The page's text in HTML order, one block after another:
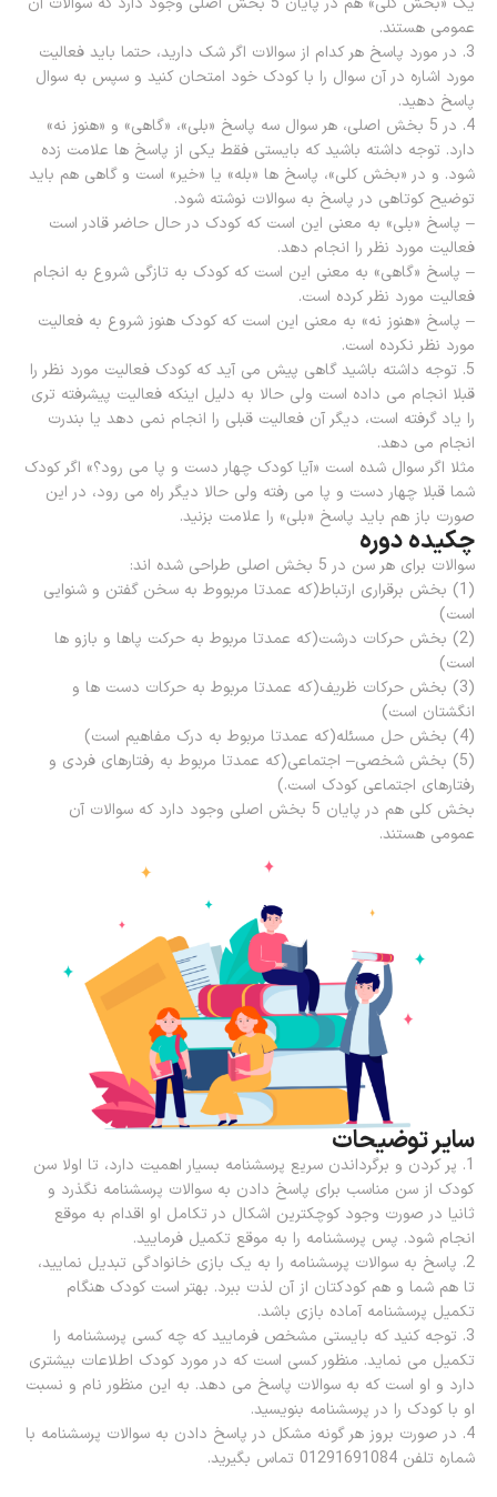
عمومی هستند.
3. در مورد پاسخ هر کدام از سوالات اگر شک دارید، حتما باید فعالیت
مورد اشاره در آن سوال را با کودک خود امتحان کنید و سپس به سوال
پاسخ دهید.
4. در 5 بخش اصلی، هر سوال سه پاسخ «بلی»، «گاهی» و «هنوز نه»
دارد. توجه داشته باشید که بایستی فقط یکی از پاسخ ها علامت زده
شود. و در «بخش کلی»، پاسخ ها «بله» یا «خیر» است و گاهی هم باید
توضیح کوتاهی در پاسخ به سوالات نوشته شود.
– پاسخ «بلی» به معنی این است که کودک در حال حاضر قادر است
فعالیت مورد نظر را انجام دهد.
– پاسخ «گاهی» به معنی این است که کودک به تازگی شروع به انجام
فعالیت مورد نظر کرده است.
– پاسخ «هنوز نه» به معنی این است که کودک هنوز شروع به فعالیت
مورد نظر نکرده است.
5. توجه داشته باشید گاهی پیش می آید که کودک فعالیت مورد نظر را
قبلا انجام می داده است ولی حالا به دلیل اینکه فعالیت پیشرفته تری
را یاد گرفته است، دیگر آن فعالیت قبلی را انجام نمی دهد یا بندرت
انجام می دهد.
مثلا اگر سوال شده است «آیا کودک چهار دست و پا می رود؟» اگر کودک
شما قبلا چهار دست و پا می رفته ولی حالا دیگر راه می رود، در این
صورت باز هم باید پاسخ «بلی» را علامت بزنید.
چکیده دوره
سوالات برای هر سن در 5 بخش اصلی طراحی شده اند:
(1) بخش برقراری ارتباط(که عمدتا مربووط به سخن گفتن و شنوایی
است)
(2) بخش حرکات درشت(که عمدتا مربوط به حرکت پاها و بازو ها
است)
(3) بخش حرکات ظریف(که عمدتا مربوط به حرکات دست ها و
انگشتان است)
(4) بخش حل مسئله(که عمدتا مربوط به درک مفاهیم است)
(5) بخش شخصی– اجتماعی(که عمدتا مربوط به رفتارهای فردی و
رفتارهای اجتماعی کودک است.)
بخش کلی هم در پایان 5 بخش اصلی وجود دارد که سوالات آن
عمومی هستند.
سایر توضیحات
1. پر کردن و برگرداندن سریع پرسشنامه بسیار اهمیت دارد، تا اولا سن
کودک از سن مناسب برای پاسخ دادن به سوالات پرسشنامه نگذرد و
ثانیا در صورت وجود کوچکترین اشکال در تکامل او اقدام به موقع
انجام شود. پس پرسشنامه را به موقع تکمیل فرمایید.
2. پاسخ به سوالات پرسشنامه را به یک بازی خانوادگی تبدیل نمایید،
تا هم شما و هم کودکتان از آن لذت ببرد. بهتر است کودک هنگام
تکمیل پرسشنامه آماده بازی باشد.
3. توجه کنید که بایستی مشخص فرمایید که چه کسی پرسشنامه را
تکمیل می نماید. منظور کسی است که در مورد کودک اطلاعات بیشتری
دارد و او است که به سوالات پاسخ می دهد. به این منظور نام و نسبت
او با کودک را در پرسشنامه بنویسید.
4. در صورت بروز هر گونه مشکل در پاسخ دادن به سوالات پرسشنامه با
شماره تلفن 01291691084 تماس بگیرید.